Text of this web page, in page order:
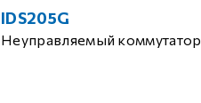
IDS205G
Неуправляемый коммутатор